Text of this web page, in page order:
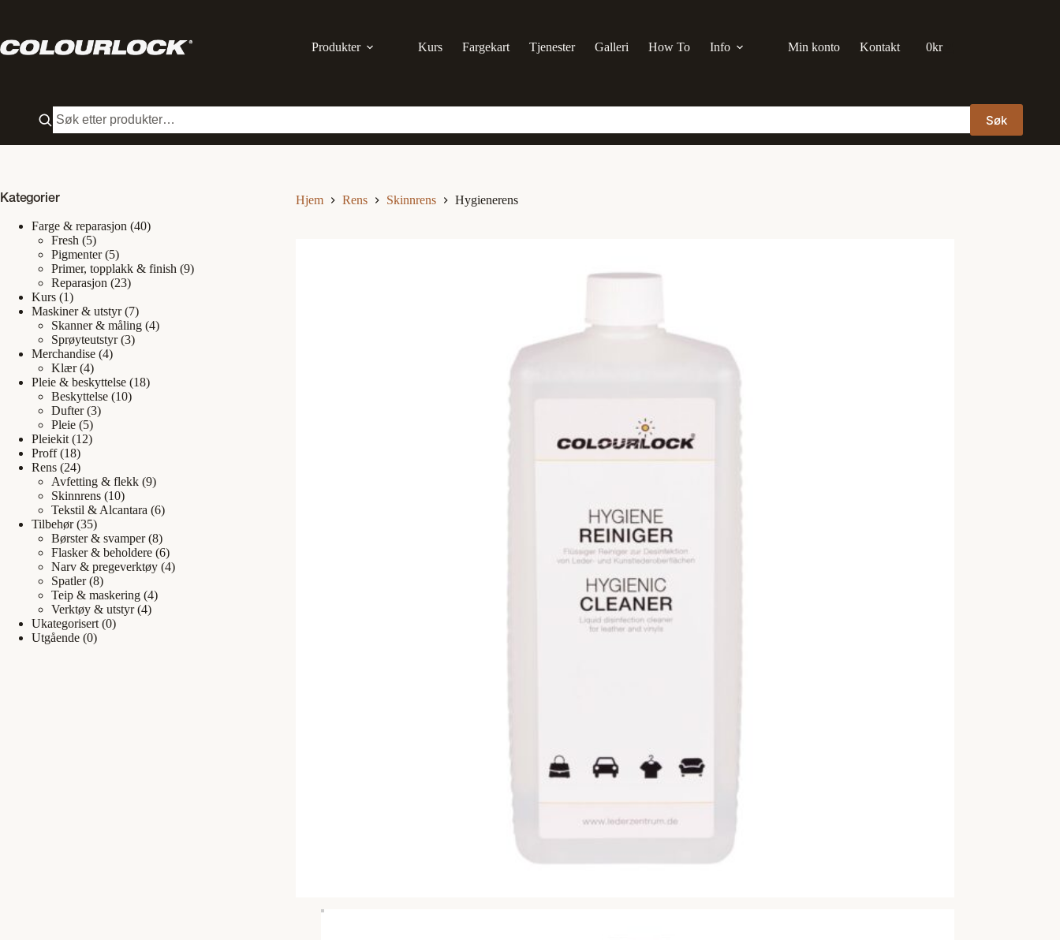
Produkter
Kurs Fargekart Tjenester Galleri How To Info Min konto Kontakt Handlekurv
0kr
Søk
Hjem Rens Skinnrens Hygienerens
Kategorier
Farge & reparasjon (40)
Fresh (5)
Pigmenter (5)
Primer, topplakk & finish (9)
Reparasjon (23)
Kurs (1)
Maskiner & utstyr (7)
Skanner & måling (4)
Sprøyteutstyr (3)
Merchandise (4)
Klær (4)
Pleie & beskyttelse (18)
Beskyttelse (10)
Dufter (3)
Pleie (5)
Pleiekit (12)
Proff (18)
Rens (24)
Avfetting & flekk (9)
Skinnrens (10)
Tekstil & Alcantara (6)
Tilbehør (35)
Børster & svamper (8)
Flasker & beholdere (6)
Narv & pregeverktøy (4)
Spatler (8)
Teip & maskering (4)
Verktøy & utstyr (4)
Ukategorisert (0)
Utgående (0)